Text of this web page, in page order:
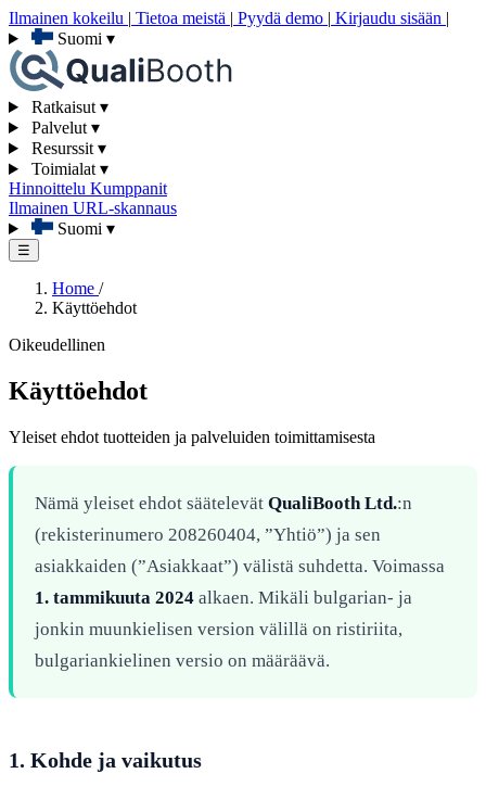
Ilmainen kokeilu | Tietoa meistä | Pyydä demo | Kirjaudu sisään |
Suomi ▾
Ratkaisut ▾
Palvelut ▾
Resurssit ▾
Toimialat ▾
Hinnoittelu Kumppanit
Ilmainen URL-skannaus
Suomi ▾
☰
Home /
Käyttöehdot
Oikeudellinen
Käyttöehdot
Yleiset ehdot tuotteiden ja palveluiden toimittamisesta
Nämä yleiset ehdot säätelevät QualiBooth Ltd.:n
(rekisterinumero 208260404, ”Yhtiö”) ja sen
asiakkaiden (”Asiakkaat”) välistä suhdetta. Voimassa
1. tammikuuta 2024 alkaen. Mikäli bulgarian- ja
jonkin muunkielisen version välillä on ristiriita,
bulgariankielinen versio on määräävä.
1. Kohde ja vaikutus